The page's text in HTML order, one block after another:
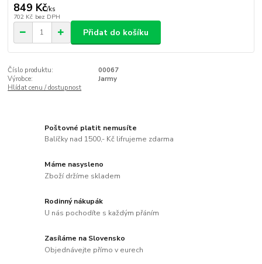
849 Kč/ks
702 Kč bez DPH
Přidat do košíku
Číslo produktu:
00067
Výrobce:
Jarmy
Hlídat cenu / dostupnost
Poštovné platit nemusíte
Balíčky nad 1500,- Kč lifrujeme zdarma
Máme nasysleno
Zboží držíme skladem
Rodinný nákupák
U nás pochodíte s každým přáním
Zasíláme na Slovensko
Objednávejte přímo v eurech